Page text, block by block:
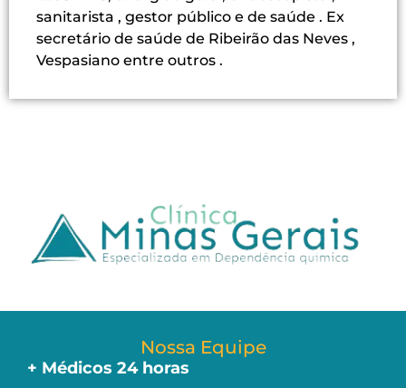
sanitarista , gestor público e de saúde . Ex
secretário de saúde de Ribeirão das Neves ,
Vespasiano entre outros .
Nossa Equipe
+ Médicos 24 horas